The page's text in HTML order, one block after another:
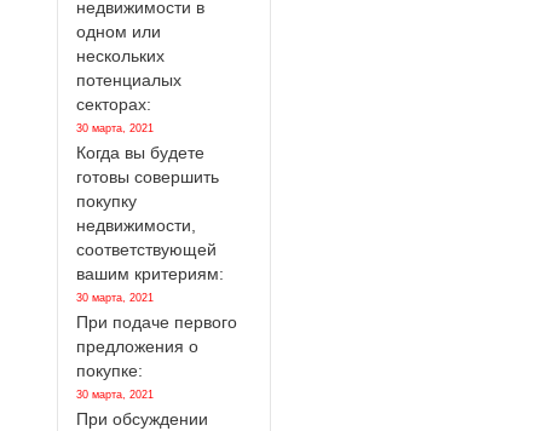
недвижимости в
одном или
нескольких
потенциалых
секторах:
30 марта, 2021
Когда вы будете
готовы совершить
покупку
недвижимости,
соответствующей
вашим критериям:
30 марта, 2021
При подаче первого
предложения о
покупке:
30 марта, 2021
При обсуждении